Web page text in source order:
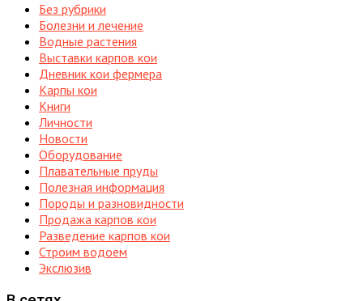
Без рубрики
Болезни и лечение
Водные растения
Выставки карпов кои
Дневник кои фермера
Карпы кои
Книги
Личности
Новости
Оборудование
Плавательные пруды
Полезная информация
Породы и разновидности
Продажа карпов кои
Разведение карпов кои
Строим водоем
Экслюзив